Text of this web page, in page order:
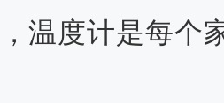
温度计是每个